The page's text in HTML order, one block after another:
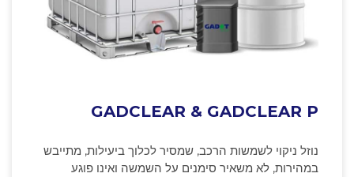
GADCLEAR & GADCLEAR P
נוזל ניקוי לשמשות הרכב, שמסיר לכלוך ביעילות, מתייבש
במהירות, לא משאיר סימנים על השמשה ואינו פוגע